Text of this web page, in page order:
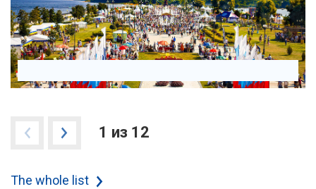
1 из 12
The whole list